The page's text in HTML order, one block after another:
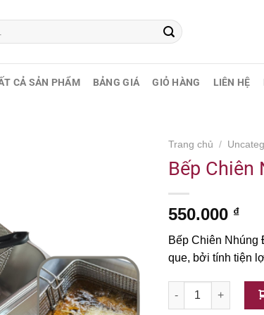
CẢ SẢN PHẨM BẢNG GIÁ GIỎ HÀNG LIÊN HỆ
Trang chủ /
Bếp Chiên
550.000 ₫
Bếp Chiên Nhúng
que, bởi tính tiện
Bếp Chiên Nhúng